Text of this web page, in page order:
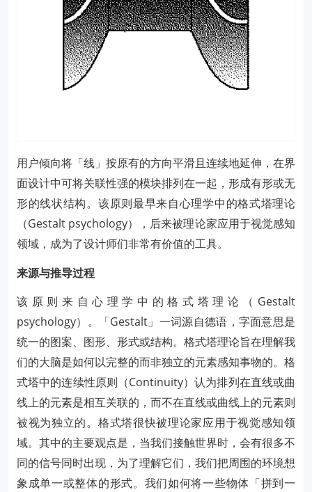
用户倾向将「线」按原有的方向平滑且连续地延伸，在界
面设计中可将关联性强的模块排列在一起，形成有形或无
形的线状结构。该原则最早来自心理学中的格式塔理论
（Gestalt psychology），后来被理论家应用于视觉感知
领域，成为了设计师们非常有价值的工具。
来源与推导过程
该原则来自心理学中的格式塔理论（Gestalt
psychology）。「Gestalt」一词源自德语，字面意思是
统一的图案、图形、形式或结构。格式塔理论旨在理解我
们的大脑是如何以完整的而非独立的元素感知事物的。格
式塔中的连续性原则（Continuity）认为排列在直线或曲
线上的元素是相互关联的，而不在直线或曲线上的元素则
被视为独立的。格式塔很快被理论家应用于视觉感知领
域。其中的主要观点是，当我们接触世界时，会有很多不
同的信号同时出现，为了理解它们，我们把周围的环境想
象成单一或整体的形式。我们如何将一些物体「拼到一